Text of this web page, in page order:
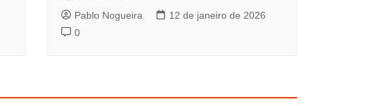
Pablo Nogueira
12 de janeiro de 2026
0